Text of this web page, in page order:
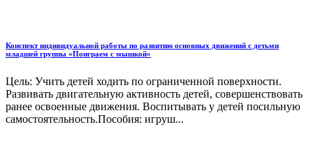
Конспект индивидуальной работы по развитию основных движений с детьми
младшей группы «Поиграем с мышкой»
Цель: Учить детей ходить по ограниченной поверхности.
Развивать двигательную активность детей, совершенствовать
ранее освоенные движения. Воспитывать у детей посильную
самостоятельность.Пособия: игруш...